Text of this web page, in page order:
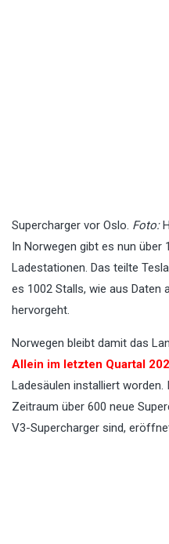
Supercharger vor Oslo. Foto:
In Norwegen gibt es nun über
Ladestationen. Das teilte
es 1002 Stalls, wie aus Daten
hervorgeht.
Norwegen bleibt damit das
Allein im letzten Quartal
Ladesäulen installiert
Zeitraum über 600 neue
V3-Supercharger sind,